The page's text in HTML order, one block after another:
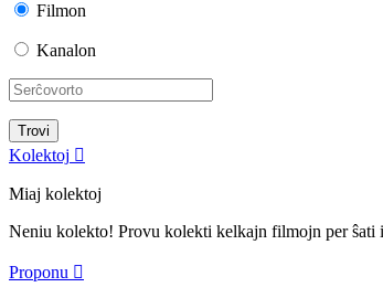
Filmon
Kanalon
Kolektoj 
Miaj kolektoj
Neniu kolekto! Provu kolekti kelkajn filmojn per ŝati
Proponu 